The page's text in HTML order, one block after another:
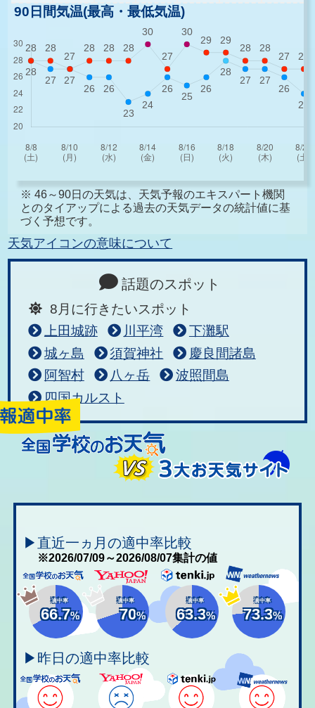
90日間気温(最高・最低気温)
※ 46～90日の天気は、天気予報のエキスパート機関
とのタイアップによる過去の天気データの統計値に基
づく予想です。
天気アイコンの意味について
話題のスポット
8月に行きたいスポット
上田城跡
川平湾
下灘駅
城ヶ島
須賀神社
慶良間諸島
阿智村
八ヶ岳
波照間島
四国カルスト
▶直近一ヵ月の適中率比較
※2026/07/09～2026/08/07集計の値
適中率
66.7%
適中率
70%
適中率
63.3%
適中率
73.3%
▶昨日の適中率比較